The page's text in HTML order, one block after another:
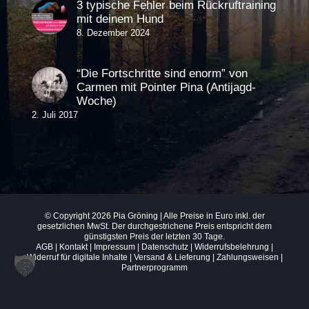
3 typische Fehler beim Rückruftraining
mit deinem Hund
8. Dezember 2024
“Die Fortschritte sind enorm” von
Carmen mit Pointer Pina (Antijagd-
Woche)
2. Juli 2017
© Copyright2026 Pia Gröning | Alle Preise in Euro inkl. der
gesetzlichen MwSt. Der durchgestrichene Preis entspricht dem
günstigsten Preis der letzten 30 Tage.
AGB
Kontakt| Impressum Datenschutz Widerrufsbelehrung
Widerruf für digitale Inhalte
Versand & Lieferung | Zahlungsweisen |
Partnerprogramm